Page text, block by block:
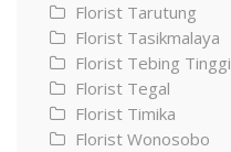
Florist Tarutung
Florist Tasikmalaya
Florist Tebing Tinggi
Florist Tegal
Florist Timika
Florist Wonosobo